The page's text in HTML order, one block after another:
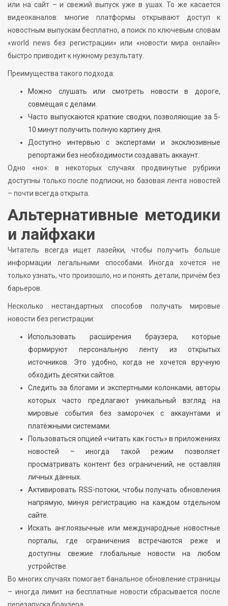
или на сайт – и свежий выпуск уже в ушах. То же касается
видеоканалов: многие платформы открывают доступ к
новостным выпускам бесплатно, а поиск по ключевым словам
«world news без регистрации» или «новости мира онлайн»
быстро приводит к нужному результату.
Преимущества такого подхода:
Можно слушать или смотреть новости в дороге,
совмещая с делами.
Часто выпускаются краткие сводки, позволяющие за 5-
10 минут получить полную картину дня.
Доступно интервью с экспертами и эксклюзивные
репортажи без необходимости создавать аккаунт.
Одно «но»: в некоторых случаях продвинутые рубрики
доступны только после подписки, но базовая лента новостей
– почти всегда открыта.
Альтернативные методики
и лайфхаки
Читатель всегда ищет лазейки, чтобы получить больше
информации легальными способами. Иногда хочется не
только узнать, что произошло, но и понять детали, причём без
барьеров.
Несколько нестандартных способов получать мировые
новости без регистрации:
Использовать расширения браузера, которые
формируют персональную ленту из открытых
источников. Это удобно, когда не хочется вручную
обходить десятки сайтов.
Следить за блогами и экспертными колонками, авторы
которых часто предлагают уникальный взгляд на
мировые события без заморочек с аккаунтами и
платёжными системами.
Пользоваться опцией «читать как гость» в приложениях
новостей – иногда такой режим позволяет
просматривать контент без ограничений, не оставляя
личных данных.
Активировать RSS-потоки, чтобы получать обновления
напрямую, минуя регистрацию на каждом отдельном
сайте.
Искать англоязычные или международные новостные
порталы, где ограничения встречаются реже и
доступны свежие глобальные новости на любом
устройстве.
Во многих случаях помогает банальное обновление страницы
– иногда лимит на бесплатные новости сбрасывается после